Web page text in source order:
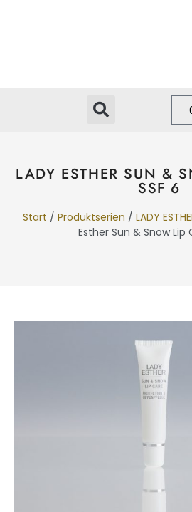
LADY ESTHER SUN &
SSF 6
Start / Produktserien / LADY
Esther Sun & Snow Lip